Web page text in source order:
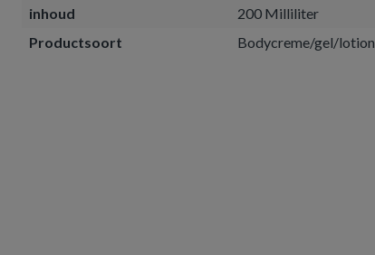
inhoud
200 Milliliter
Productsoort
Bodycreme/gel/lotion